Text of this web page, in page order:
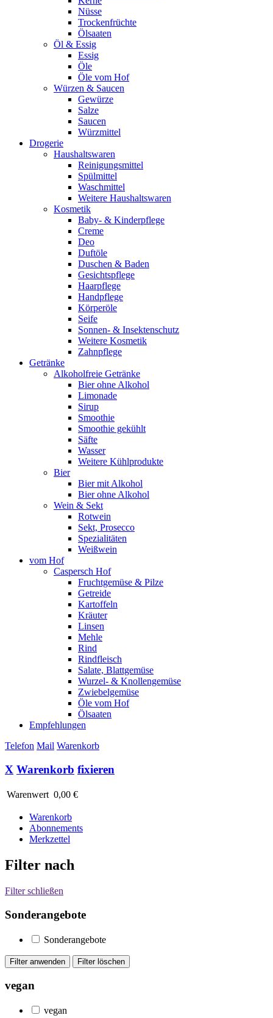
Nüsse
Trockenfrüchte
Ölsaaten
Öl & Essig
Essig
Öle
Öle vom Hof
Würzen & Saucen
Gewürze
Salze
Saucen
Würzmittel
Drogerie
Haushaltswaren
Reinigungsmittel
Spülmittel
Waschmittel
Weitere Haushaltswaren
Kosmetik
Baby- & Kinderpflege
Creme
Deo
Duftöle
Duschen & Baden
Gesichtspflege
Haarpflege
Handpflege
Körperöle
Seife
Sonnen- & Insektenschutz
Weitere Kosmetik
Zahnpflege
Getränke
Alkoholfreie Getränke
Bier ohne Alkohol
Limonade
Sirup
Smoothie
Smoothie gekühlt
Säfte
Wasser
Weitere Kühlprodukte
Bier
Bier mit Alkohol
Bier ohne Alkohol
Wein & Sekt
Rotwein
Sekt, Prosecco
Spezialitäten
Weißwein
vom Hof
Caspersch Hof
Fruchtgemüse & Pilze
Getreide
Kartoffeln
Kräuter
Linsen
Mehle
Rind
Rindfleisch
Salate, Blattgemüse
Wurzel- & Knollengemüse
Zwiebelgemüse
Öle vom Hof
Ölsaaten
Empfehlungen
Telefon Mail Warenkorb
X Warenkorb fixieren
Warenwert 0,00 €
Warenkorb
Abonnements
Merkzettel
Filter nach
Filter schließen
Sonderangebote
Sonderangebote
vegan
vegan